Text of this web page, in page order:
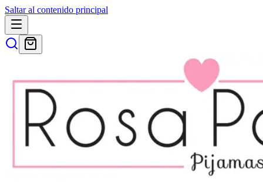
Saltar al contenido principal